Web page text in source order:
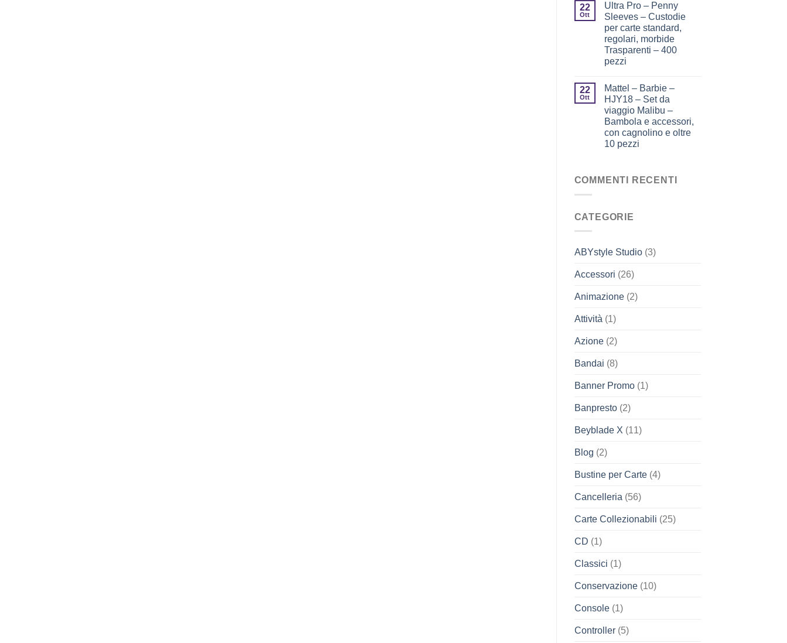
22
Ott
Ultra Pro – Penny
Sleeves – Custodie
per carte standard,
regolari, morbide
Trasparenti – 400
pezzi
22
Ott
Mattel – Barbie –
HJY18 – Set da
viaggio Malibu –
Bambola e accessori,
con cagnolino e oltre
10 pezzi
COMMENTI RECENTI
CATEGORIE
ABYstyle Studio(3)
Accessori (26)
Animazione(2)
Attività (1)
Azione(2)
Bandai (8)
Banner Promo(1)
Banpresto(2)
Beyblade X (11)
Blog (2)
Bustine per Carte(4)
Cancelleria (56)
Carte Collezionabili (25)
CD (1)
Classici (1)
Conservazione(10)
Console(1)
Controller(5)